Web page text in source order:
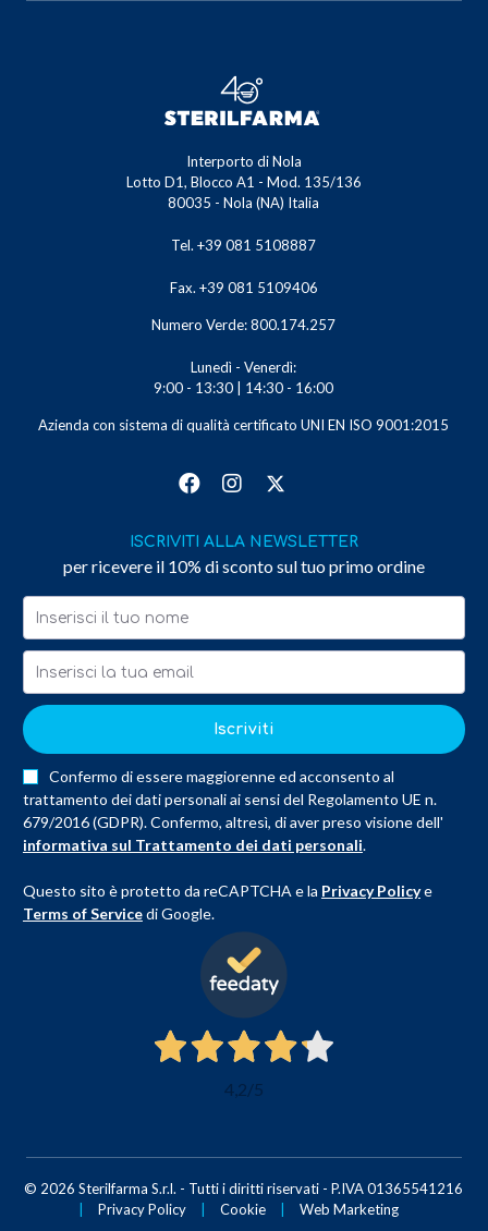
Interporto di Nola
Lotto D1, Blocco A1 - Mod. 135/136
80035 - Nola (NA) Italia
Tel. +39 081 5108887
Fax. +39 081 5109406
Numero Verde: 800.174.257
Lunedì - Venerdì:
9:00 - 13:30 | 14:30 - 16:00
Azienda con sistema di qualità certificato UNI EN ISO 9001:2015
ISCRIVITI ALLA NEWSLETTER
per ricevere il 10% di sconto sul tuo primo ordine
Iscriviti
Confermo di essere maggiorenne ed acconsento al
trattamento dei dati personali ai sensi del Regolamento UE n.
679/2016 (GDPR). Confermo, altresì, di aver preso visione dell'
informativa sul Trattamento dei dati personali.
Questo sito è protetto da reCAPTCHA e la Privacy Policye
Terms of Servicedi Google.
4,2/5
© 2026 Sterilfarma S.r.l. - Tutti i diritti riservati - P.IVA 01365541216
Privacy Policy Cookie Web Marketing